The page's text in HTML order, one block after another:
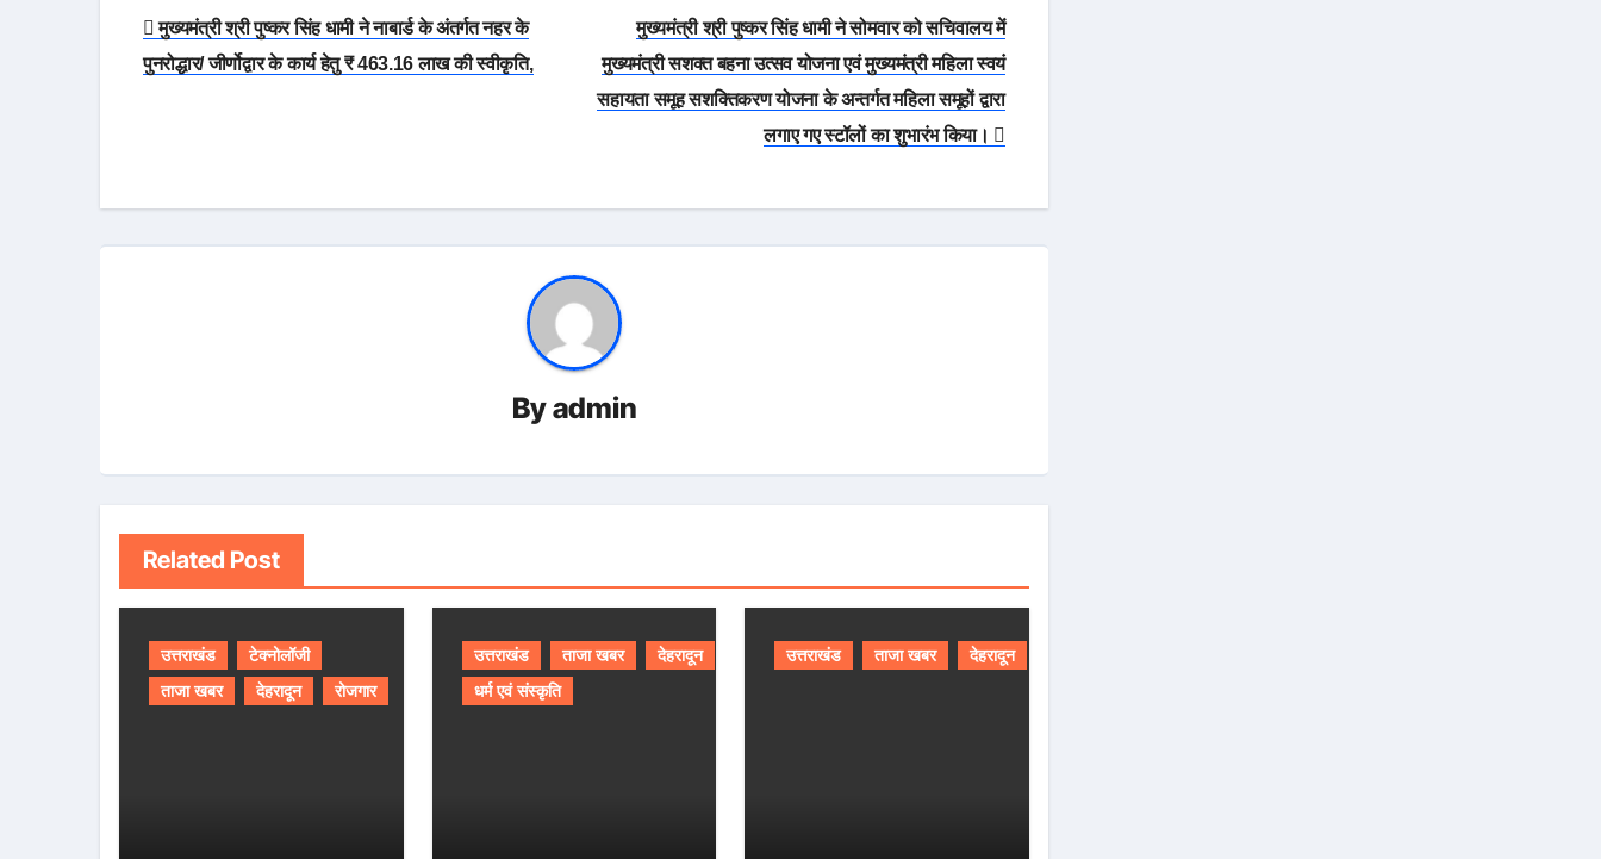
Post
navigation
मुख्यमंत्री श्री पुष्कर सिंह धामी ने नाबार्ड के अंतर्गत नहर के
पुनरोद्धार/ जीर्णोद्वार के कार्य हेतु ₹ 463.16 लाख की स्वीकृति,
मुख्यमंत्री श्री पुष्कर सिंह धामी ने सोमवार को सचिवालय में
मुख्यमंत्री सशक्त बहना उत्सव योजना एवं मुख्यमंत्री महिला स्वयं
सहायता समूह सशक्तिकरण योजना के अन्तर्गत महिला समूहों द्वारा
लगाए गए स्टॉलों का शुभारंभ किया।
Byadmin
Related Post
उत्तराखंड
टेक्नोलॉजी
ताजा खबर
देहरादून रोजगार
उत्तराखंड ताजा खबर
देहरादून
धर्म एवं संस्कृति
उत्तराखंड ताजा खबर देहरादून